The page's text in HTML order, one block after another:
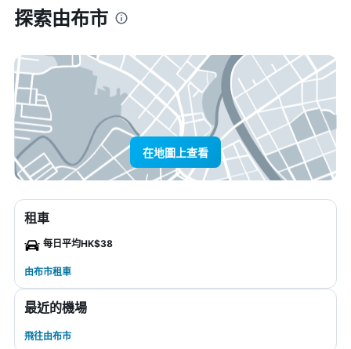
探索由布市
在地圖上查看
租車
每日平均HK$38
由布市租車
最近的機場
飛往由布市